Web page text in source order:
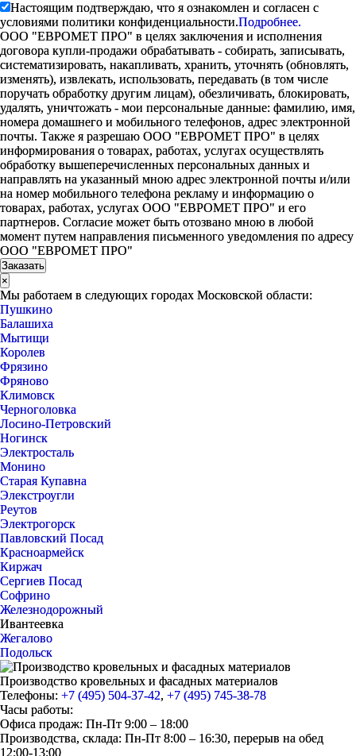
Настоящим подтверждаю, что я ознакомлен и согласен с
условиями политики конфиденциальности.Подробнее.
ООО "ЕВРОМЕТ ПРО" в целях заключения и исполнения
договора купли-продажи обрабатывать - собирать, записывать,
систематизировать, накапливать, хранить, уточнять (обновлять,
изменять), извлекать, использовать, передавать (в том числе
поручать обработку другим лицам), обезличивать, блокировать,
удалять, уничтожать - мои персональные данные: фамилию, имя,
номера домашнего и мобильного телефонов, адрес электронной
почты. Также я разрешаю ООО "ЕВРОМЕТ ПРО" в целях
информирования о товарах, работах, услугах осуществлять
обработку вышеперечисленных персональных данных и
направлять на указанный мною адрес электронной почты и/или
на номер мобильного телефона рекламу и информацию о
товарах, работах, услугах ООО "ЕВРОМЕТ ПРО" и его
партнеров. Согласие может быть отозвано мною в любой
момент путем направления письменного уведомления по адресу
ООО "ЕВРОМЕТ ПРО"
×
Мы работаем в следующих городах Московской области:
Пушкино
Балашиха
Мытищи
Королев
Фрязино
Фряново
Климовск
Черноголовка
Лосино-Петровский
Ногинск
Электросталь
Монино
Старая Купавна
Элекстроугли
Реутов
Электрогорск
Павловский Посад
Красноармейск
Киржач
Сергиев Посад
Софрино
Железнодорожный
Ивантеевка
Жегалово
Подольск
Производство кровельных и фасадных материалов
Телефоны: +7 (495) 504-37-42, +7 (495) 745-38-78
Часы работы:
Офиса продаж: Пн-Пт 9:00 – 18:00
Производства, склада: Пн-Пт 8:00 – 16:30, перерыв на обед
12:00-13:00